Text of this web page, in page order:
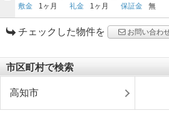
敷金
1ヶ月 礼金 1ヶ月 保証金 無
チェックした物件を お問い合わ
市区町村で検索
高知市